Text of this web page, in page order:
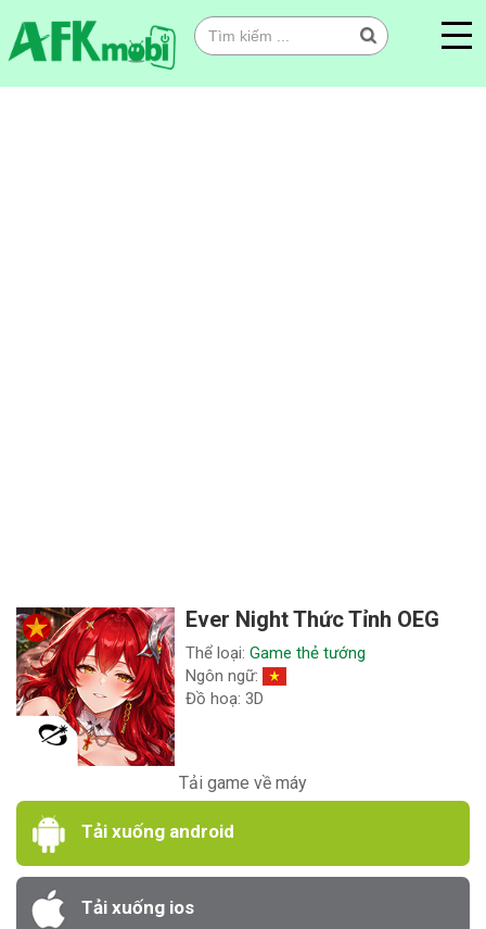
Ever Night Thức Tỉnh OEG
Thể loại:Game thẻ tướng
Ngôn ngữ:
Đồ hoạ: 3D
Tải game về máy
Tải xuống android
Tải xuống ios